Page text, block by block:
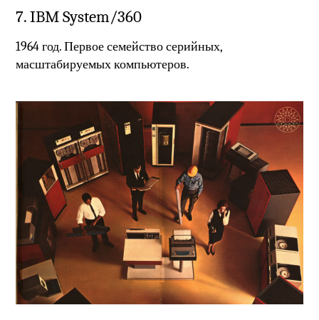
7. IBM System/360
1964 год. Первое семейство серийных,
масштабируемых компьютеров.